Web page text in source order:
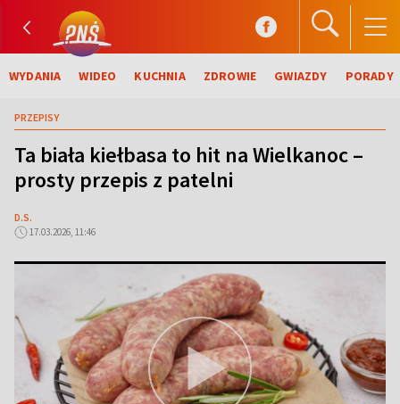
WYDANIA WIDEO KUCHNIA ZDROWIE GWIAZDY PORADY
PRZEPISY
Ta biała kiełbasa to hit na Wielkanoc –
prosty przepis z patelni
D.S.
17.03.2026, 11:46